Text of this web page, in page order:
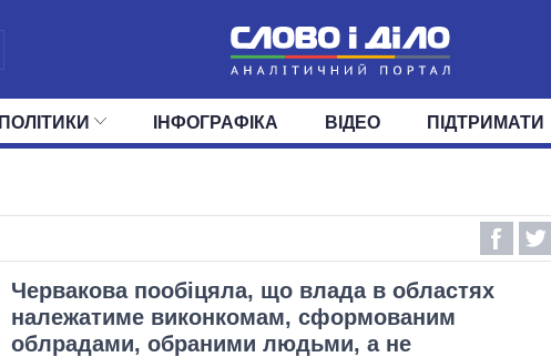
СВІТ
ПОЛIТИКИ
ОКРУГИ
ІНФОГРАФІКА ВІДЕО ПІДТРИМАТИ
Червакова пообіцяла, що влада в областях
належатиме виконкомам, сформованим
облрадами, обраними людьми, а не